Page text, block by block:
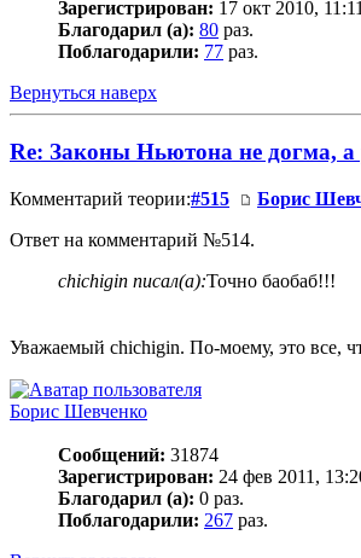
Зарегистрирован: 17 окт 2010, 11:11
Благодарил (а): 80 раз.
Поблагодарили: 77 раз.
Вернуться наверх
Re: Законы Ньютона не догма, а
Комментарий теории:#515 Борис
Ответ на комментарий №514.
chichigin писал(а):Точно баобаб!!!
Уважаемый chichigin. По-моему, это все,
Борис Шевченко
Сообщений: 31874
Зарегистрирован: 24 фев 2011,
Благодарил (а): 0 раз.
Поблагодарили: 267 раз.